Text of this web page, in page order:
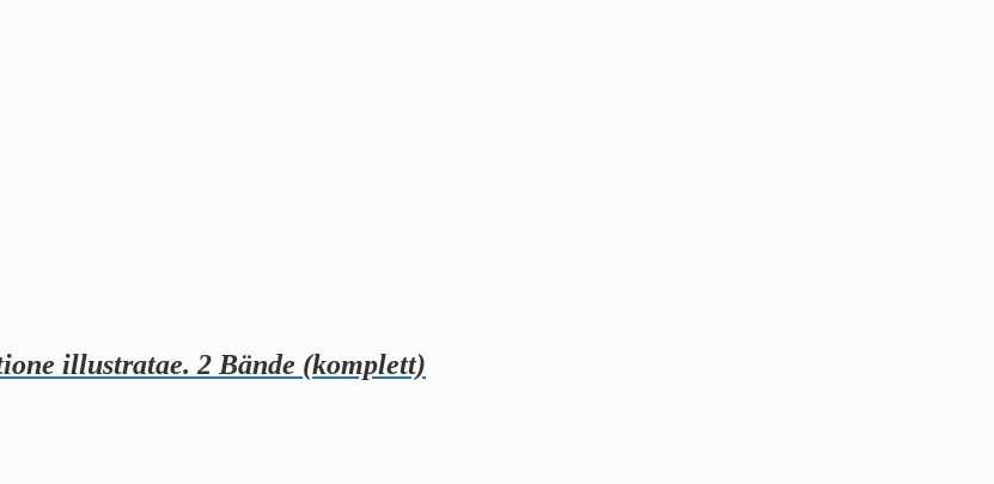
illustratae. 2 Bände (komplett)